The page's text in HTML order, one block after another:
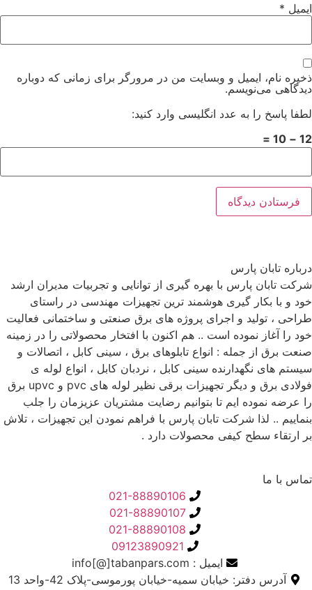
ایمیل *
ذخیره نام، ایمیل و وبسایت من در مرورگر برای زمانی که دوباره
دیدگاهی می‌نویسم.
لطفا پاسخ را به عدد انگلیسی وارد کنید:
12 − 10 =
درباره تابان پارس
شرکت تابان پارس با بهره گیری از توانایی و تجربیات مدیران ارشد
خود و با بکار گیری هوشمند ترین تجهیزات مهندسی در راستای
طراحی ، تولید و اجرای پروژه های برق صنعتی و ساختمانی فعالیت
خود را آغاز نموده است .. هم اکنون با افتخار محصولاتی را در زمینه
صنعت برق از جمله : انواع تابلوهای برق ، سینی کابل ، اتصالات و
سیستم های نگهدارنده سینی کابل ، نردبان کابل ، انواع لوله ی
فولادی برق و دیگر تجهیزات برقی نظیر لوله های pvc و upvc برق
را عرضه نموده ایم تا بتوانیم رضایت مشتریان عزیزمان را جلب
بنماییم .. لذا شرکت تابان پارس با فراهم نمودن این تجهیزات ، تلاش
بر ارتقاء سطح کیفی محصولات دارد .
تماس با ما
021-88890106
021-88890107
021-88890108
09123890921
ایمیل : info[@]tabanpars.com
آدرس دفتر: خیابان سمیه-خیابان پورموسی-پلاک 42-واحد 13